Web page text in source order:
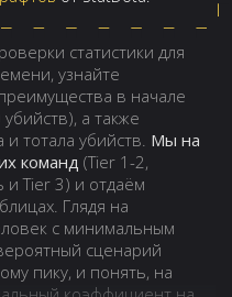
статистики для
узнайте
в начале
а также
тотала убийств. Мы на
команд (Tier 1-2,
Tier 3) и отдаём
Глядя на
с минимальным
сценарий
пику, и понять, на